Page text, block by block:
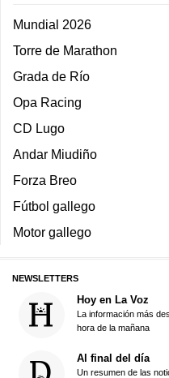
Mundial 2026
Torre de Marathon
Grada de Río
Opa Racing
CD Lugo
Andar Miudiño
Forza Breo
Fútbol gallego
Motor gallego
NEWSLETTERS
Hoy en La Voz
La información más
hora de la mañana
Al final del día
Un resumen de las